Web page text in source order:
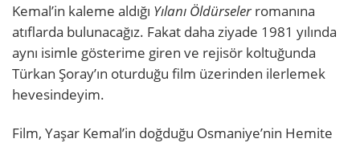
Kemal’in kaleme aldığı Yılanı Öldürselerromanına
atıflarda bulunacağız. Fakat daha ziyade 1981 yılında
aynı isimle gösterime giren ve rejisör koltuğunda
Türkan Şoray’ın oturduğu film üzerinden ilerlemek
hevesindeyim.
Film, Yaşar Kemal’in doğduğu Osmaniye’nin Hemite